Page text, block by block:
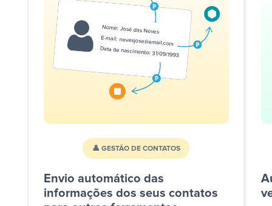
👤 GESTÃO DE CONTATOS
Envio automático das
informações dos seus contatos